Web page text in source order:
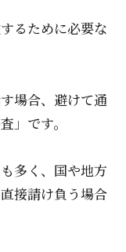
るために必要な
場合、避けて通
」です。
多く、国や地方
接請け負う場合